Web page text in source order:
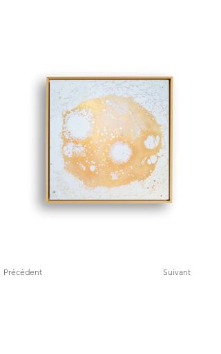
Précédent Suivant